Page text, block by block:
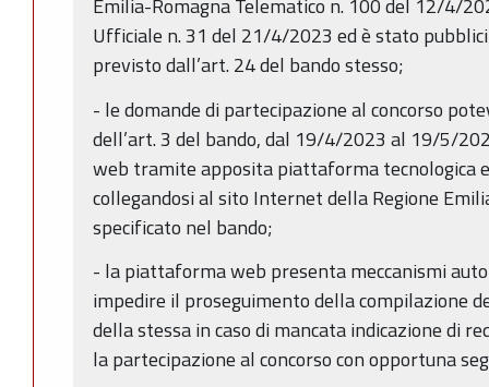
Emilia-Romagna Telematico n. 100 del 12/4/
Ufficiale n. 31 del 21/4/2023 ed è stato
previsto dall’art. 24 del bando stesso;
- le domande di partecipazione al concorso
dell’art. 3 del bando, dal 19/4/2023 al 19/5/
web tramite apposita piattaforma tecnologica
collegandosi al sito Internet della Regione
specificato nel bando;
- la piattaforma web presenta meccanismi
impedire il proseguimento della compilazione
della stessa in caso di mancata indicazione di
la partecipazione al concorso con opportuna